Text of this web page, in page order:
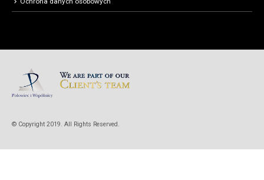
© Copyright 2019. All Rights Reserved.